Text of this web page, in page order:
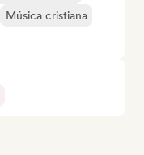
Música cristiana